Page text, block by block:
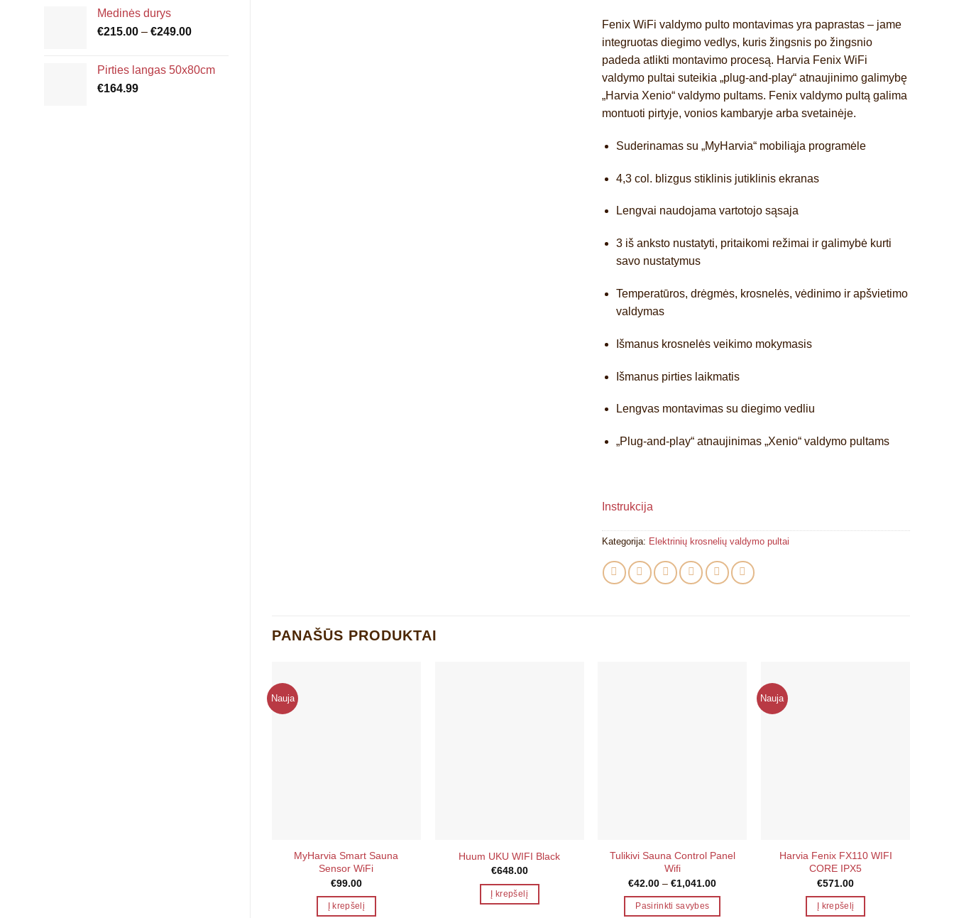
was:
€21.99.€11.99.
Medinės durys
€215.00 – €249.00Price
through
Pirties langas 50x80cm
€164.99
Fenix WiFi valdymo pulto montavimas yra paprastas – jame
integruotas diegimo vedlys, kuris žingsnis po žingsnio
padeda atlikti montavimo procesą. Harvia Fenix WiFi
valdymo pultai suteikia „plug-and-play“ atnaujinimo galimybę
„Harvia Xenio“ valdymo pultams. Fenixvaldymo pultą galima
montuoti pirtyje, vonios kambaryje arba svetainėje.
Suderinamas su „MyHarvia“ mobiliąja programėle
4,3 col. blizgus stiklinis jutiklinis ekranas
Lengvai naudojama vartotojo sąsaja
3 iš anksto nustatyti, pritaikomi režimai ir galimybė kurti
savo nustatymus
Temperatūros, drėgmės, krosnelės, vėdinimo ir apšvietimo
valdymas
Išmanus krosnelės veikimo mokymasis
Išmanus pirties laikmatis
Lengvas montavimas su diegimo vedliu
„Plug-and-play“ atnaujinimas „Xenio“ valdymo pultams
Instrukcija
Kategorija: Elektrinių krosnelių valdymo pultai
PANAŠŪS PRODUKTAI
Nauja
MyHarvia Smart Sauna
Sensor WiFi
€99.00
Į krepšelį
Huum UKU WIFI Black
€648.00
Į krepšelį
Tulikivi Sauna Control Panel
Wifi
€42.00 – €1,041.00Price
Pasirinkti savybes
Nauja
Harvia Fenix FX110 WIFI
CORE IPX5
€571.00
Į krepšelį